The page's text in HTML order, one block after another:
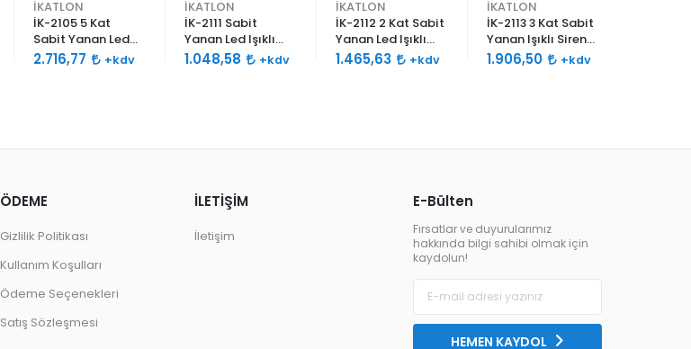
İKATLON
İK-2105 5 Kat
Sabit Yanan Led
Işıklı Siren 120db
2.716,77 +kdv
İKATLON
İK-2111 Sabit
Yanan Led Işıklı
Siren 120db Çift
1.048,58 +kdv
İKATLON
İK-2112 2 Kat Sabit
Yanan Led Işıklı
Siren 120db Çift
1.465,63 +kdv
İKATLON
İK-2113 3 Kat Sabit
Yanan Işıklı Siren
120db Çift Sesli
1.906,50 +kdv
E-Bülten
Fırsatlar ve duyurularımız
hakkında bilgi sahibi olmak için
kaydolun!
HEMEN KAYDOL
ÖDEME
Gizlilik Politikası
Kullanım Koşulları
Ödeme Seçenekleri
Satış Sözleşmesi
İLETİŞİM
İletişim